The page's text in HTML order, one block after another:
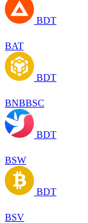
BDT
BAT
BDT
BNBBSC
BDT
BSW
BDT
BSV